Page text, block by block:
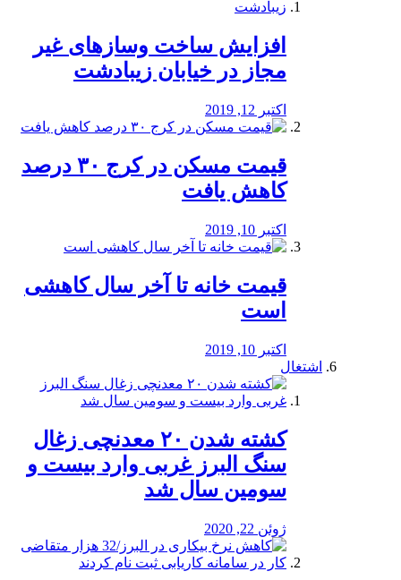
افزایش ساخت وسازهای غیر
مجاز در خیابان زیبادشت
اکتبر 12, 2019
️قیمت مسکن در کرج ۳۰ درصد
کاهش یافت
اکتبر 10, 2019
قیمت خانه تا آخر سال کاهشی
است
اکتبر 10, 2019
اشتغال
کشته شدن ۲۰ معدنچی زغال
سنگ البرز غربی وارد بیست و
سومین سال شد
ژوئن 22, 2020